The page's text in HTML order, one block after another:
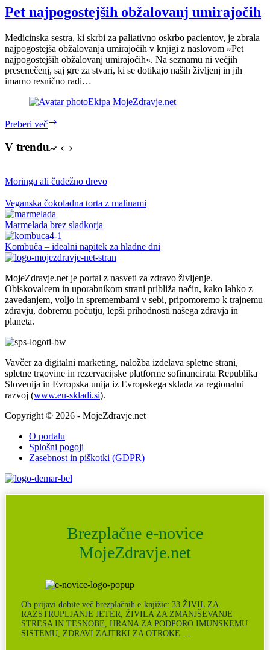
Pet najpogostejših obžalovanj umirajočih
Medicinska sestra, ki skrbi za paliativno oskrbo pacientov, je zbrala
najpogostejša obžalovanja umirajočih v knjigi z naslovom »Pet
najpogostejših obžalovanj umirajočih«. Na seznamu ni večjih
presenečenj, saj gre za stvari, ki se dotikajo naših življenj in jih
imamo resnično radi…
Ekipa MojeZdravje.net
Preberi več
umirajočih
V trendu
Moringa ali čudežno drevo
Veganska čokoladna torta z malinami
Marmelada brez sladkorja
Kombuča – idealni napitek za hladne dni
MojeZdravje.net je portal z nasveti za zdravo življenje.
Obiskovalcem in uporabnikom strani približa način, kako lahko z
zavedanjem, voljo in spremembami v sebi, pripomoremo k trajnemu
zdravju, dobremu počutju, lepši prihodnosti našega zdravja in
planeta.
Vavčer za digitalni marketing, naložba izdelava spletne strani,
spletne trgovine in rezervacijske platforme sofinancirata Republika
Slovenija in Evropska unija iz Evropskega sklada za regionalni
razvoj (www.eu-skladi.si).
Copyright © 2026 - MojeZdravje.net
O portalu
Splošni pogoji
Zasebnost in piškotki (GDPR)
Brezplačne e-novice
MojeZdravje.net
Ob prijavi dobite več brezplačnih e-knjižic: 33 ŽIVIL ZA
RAZSTRUPLJANJE JETER, ŽIVILA ZA ZMANJŠEVANJE
STRESA IN TESNOBE, HRANA ZA PODPORO IMUNSKEMU
SISTEMU, ZDRAVI ZAJTRKI ZA OTROKE …